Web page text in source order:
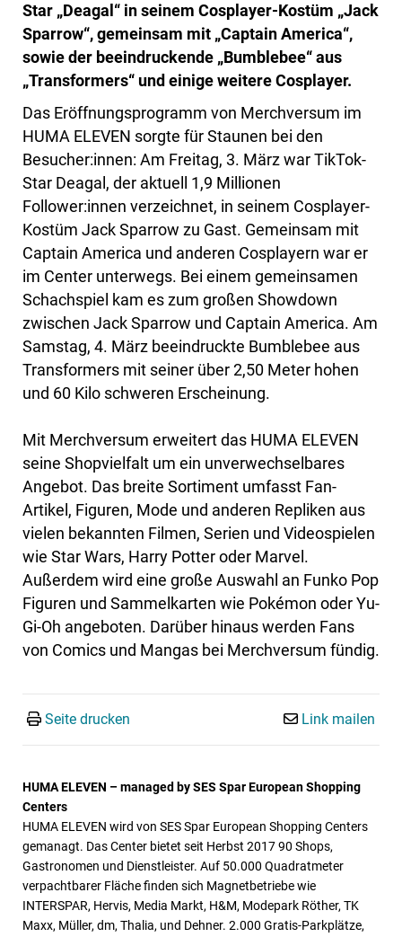
Star „Deagal“ in seinem Cosplayer-Kostüm „Jack
Sparrow“, gemeinsam mit „Captain America“,
sowie der beeindruckende „Bumblebee“ aus
„Transformers“ und einige weitere Cosplayer.
Das Eröffnungsprogramm von Merchversum im
HUMA ELEVEN sorgte für Staunen bei den
Besucher:innen: Am Freitag, 3. März war TikTok-
Star Deagal, der aktuell 1,9 Millionen
Follower:innen verzeichnet, in seinem Cosplayer-
Kostüm Jack Sparrow zu Gast. Gemeinsam mit
Captain America und anderen Cosplayern war er
im Center unterwegs. Bei einem gemeinsamen
Schachspiel kam es zum großen Showdown
zwischen Jack Sparrow und Captain America. Am
Samstag, 4. März beeindruckte Bumblebee aus
Transformers mit seiner über 2,50 Meter hohen
und 60 Kilo schweren Erscheinung.
Mit Merchversum erweitert das HUMA ELEVEN
seine Shopvielfalt um ein unverwechselbares
Angebot. Das breite Sortiment umfasst Fan-
Artikel, Figuren, Mode und anderen Repliken aus
vielen bekannten Filmen, Serien und Videospielen
wie Star Wars, Harry Potter oder Marvel.
Außerdem wird eine große Auswahl an Funko Pop
Figuren und Sammelkarten wie Pokémon oder Yu-
Gi-Oh angeboten. Darüber hinaus werden Fans
von Comics und Mangas bei Merchversum fündig.
Seite drucken Link mailen
HUMA ELEVEN – managed by SES Spar European Shopping
Centers
HUMA ELEVEN wird von SES Spar European Shopping Centers
gemanagt. Das Center bietet seit Herbst 2017 90 Shops,
Gastronomen und Dienstleister. Auf 50.000 Quadratmeter
verpachtbarer Fläche finden sich Magnetbetriebe wie
INTERSPAR, Hervis, Media Markt, H&M, Modepark Röther, TK
Maxx, Müller, dm, Thalia, und Dehner. 2.000 Gratis-Parkplätze,